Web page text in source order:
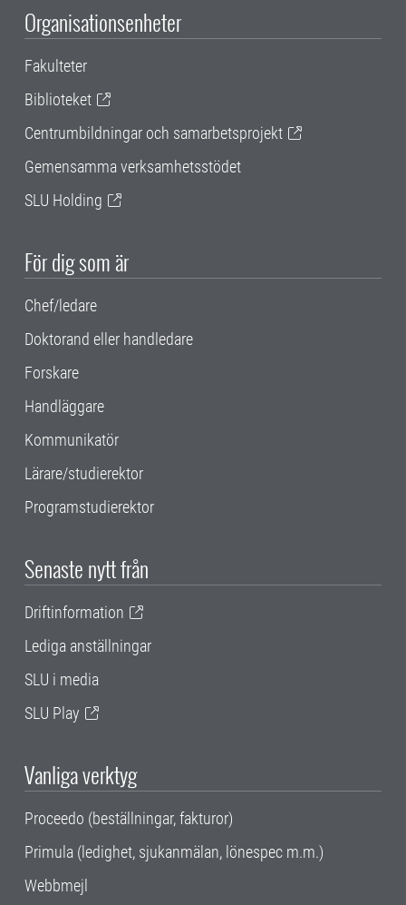
Organisationsenheter
Fakulteter
Biblioteket
Centrumbildningar och samarbetsprojekt
Gemensamma verksamhetsstödet
SLU Holding
För dig som är
Chef/ledare
Doktorand eller handledare
Forskare
Handläggare
Kommunikatör
Lärare/studierektor
Programstudierektor
Senaste nytt från
Driftinformation
Lediga anställningar
SLU i media
SLU Play
Vanliga verktyg
Proceedo (beställningar, fakturor)
Primula (ledighet, sjukanmälan, lönespec m.m.)
Webbmejl